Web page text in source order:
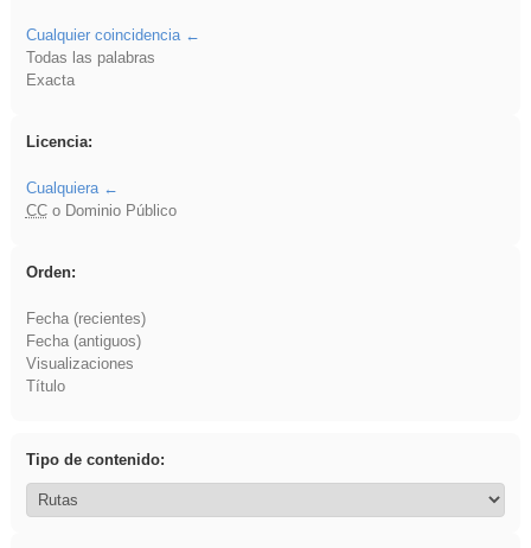
Cualquier coincidencia
Todas las palabras
Exacta
Licencia:
Cualquiera
CCo Dominio Público
Orden:
Fecha (recientes)
Fecha (antiguos)
Visualizaciones
Título
Tipo de contenido: